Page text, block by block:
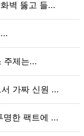
벽 뚫고 들...
주제는...
가짜 신원 ...
명한 팩트에 ...